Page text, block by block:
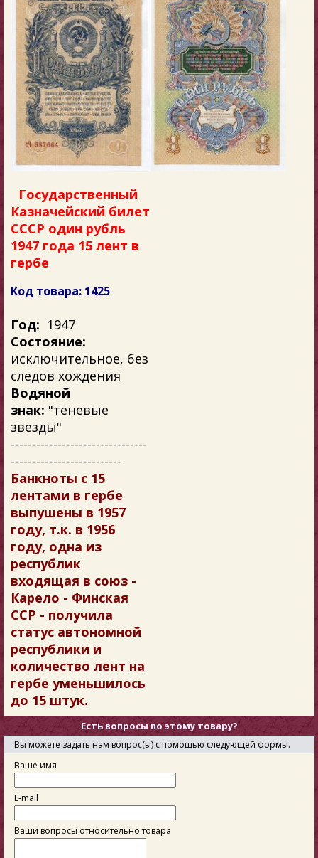
Государственный
Казначейский билет
СССР один рубль
1947 года 15 лент в
гербе
Код товара: 1425
Год: 1947
Состояние:
исключительное, без
следов хождения
Водяной
знак: "теневые
звезды"
--------------------------------
--------------------------
Банкноты с 15
лентами в гербе
выпушены в 1957
году, т.к. в 1956
году, одна из
республик
входящая в союз -
Карело - Финская
ССР - получила
статус автономной
республики и
количество лент на
гербе уменьшилось
до 15 штук.
Есть вопросы по этому товару?
Вы можете задать нам вопрос(ы) с помощью следующей формы.
Ваше имя
E-mail
Ваши вопросы относительно товара